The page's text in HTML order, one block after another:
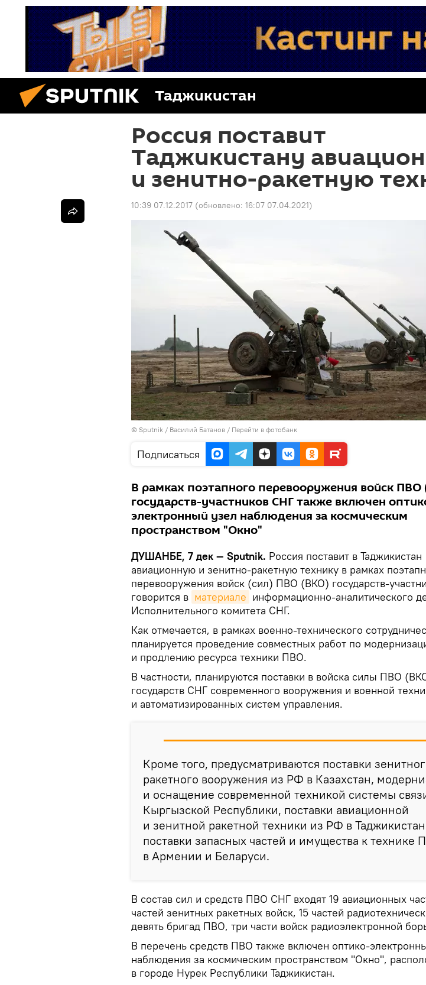
Таджикистан
Россия поставит
Таджикистану
и зенитно-ракетную
10:39 07.12.2017 (обновлено: 16:07 07.04.2021)
© Sputnik / Василий Батанов / Перейти в фотобанк
Подписаться
В рамках поэтапного перевооружения войск
государств-участников СНГ также включен
электронный узел наблюдения за космическим
пространством "Окно"
ДУШАНБЕ, 7 дек — Sputnik. Россия поставит в Таджикистан
авиационную и зенитно-ракетную технику в рамках
перевооружения войск (сил) ПВО (ВКО) государств-
говорится в материале информационно-аналитического
Исполнительного комитета СНГ.
Как отмечается, в рамках военно-технического
планируется проведение совместных работ по
и продлению ресурса техники ПВО.
В частности, планируются поставки в войска силы ПВО
государств СНГ современного вооружения и военной
и автоматизированных систем управления.
Кроме того, предусматриваются поставки
ракетного вооружения из РФ в Казахстан,
и оснащение современной техникой системы
Кыргызской Республики, поставки авиационной
и зенитной ракетной техники из РФ в
поставки запасных частей и имущества к технике
в Армении и Беларуси.
В состав сил и средств ПВО СНГ входят 19 авиационных
частей зенитных ракетных войск, 15 частей
девять бригад ПВО, три части войск радиоэлектронной
В перечень средств ПВО также включен оптико-
наблюдения за космическим пространством "Окно",
в городе Нурек Республики Таджикистан.